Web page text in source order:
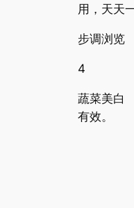
用，天天
步调浏览
4
蔬菜美白
有效。